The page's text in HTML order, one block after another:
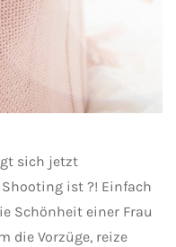
sich jetzt
ist ?! Einfach
Schönheit einer Frau
die Vorzüge, reize